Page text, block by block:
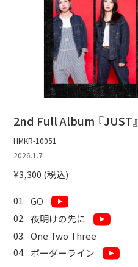
2nd Full Album 『JUST』
HMKR-10051
2026.1.7
¥3,300 (税込)
GO
夜明けの先に
One Two Three
ボーダーライン